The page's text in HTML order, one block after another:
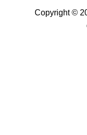
Copyright ©